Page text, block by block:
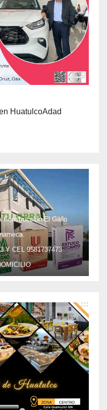
HuatulcoAdad
Construcción El Gallo
Y CEL 9581737473